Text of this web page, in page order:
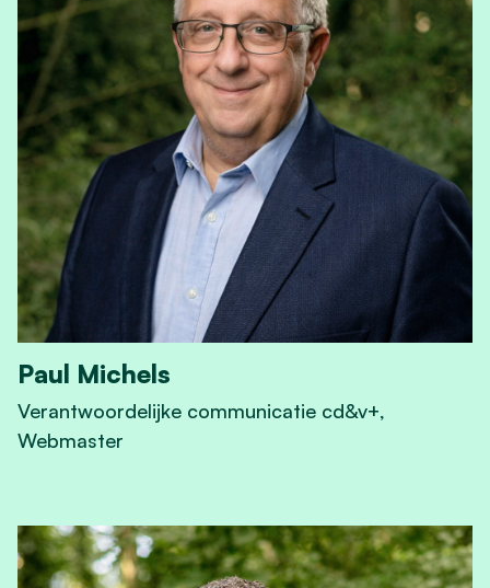
Paul Michels
Verantwoordelijke communicatie cd&v+,
Webmaster